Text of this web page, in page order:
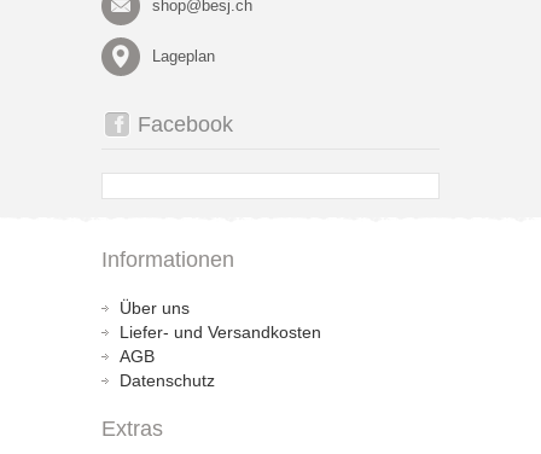
shop@besj.ch
Lageplan
Facebook
Informationen
Über uns
Liefer- und Versandkosten
AGB
Datenschutz
Extras